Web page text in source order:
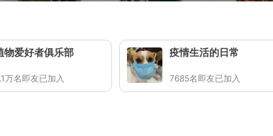
物爱好者俱乐部
万名即友已加入
疫情生活的日常
7685名即友已加入